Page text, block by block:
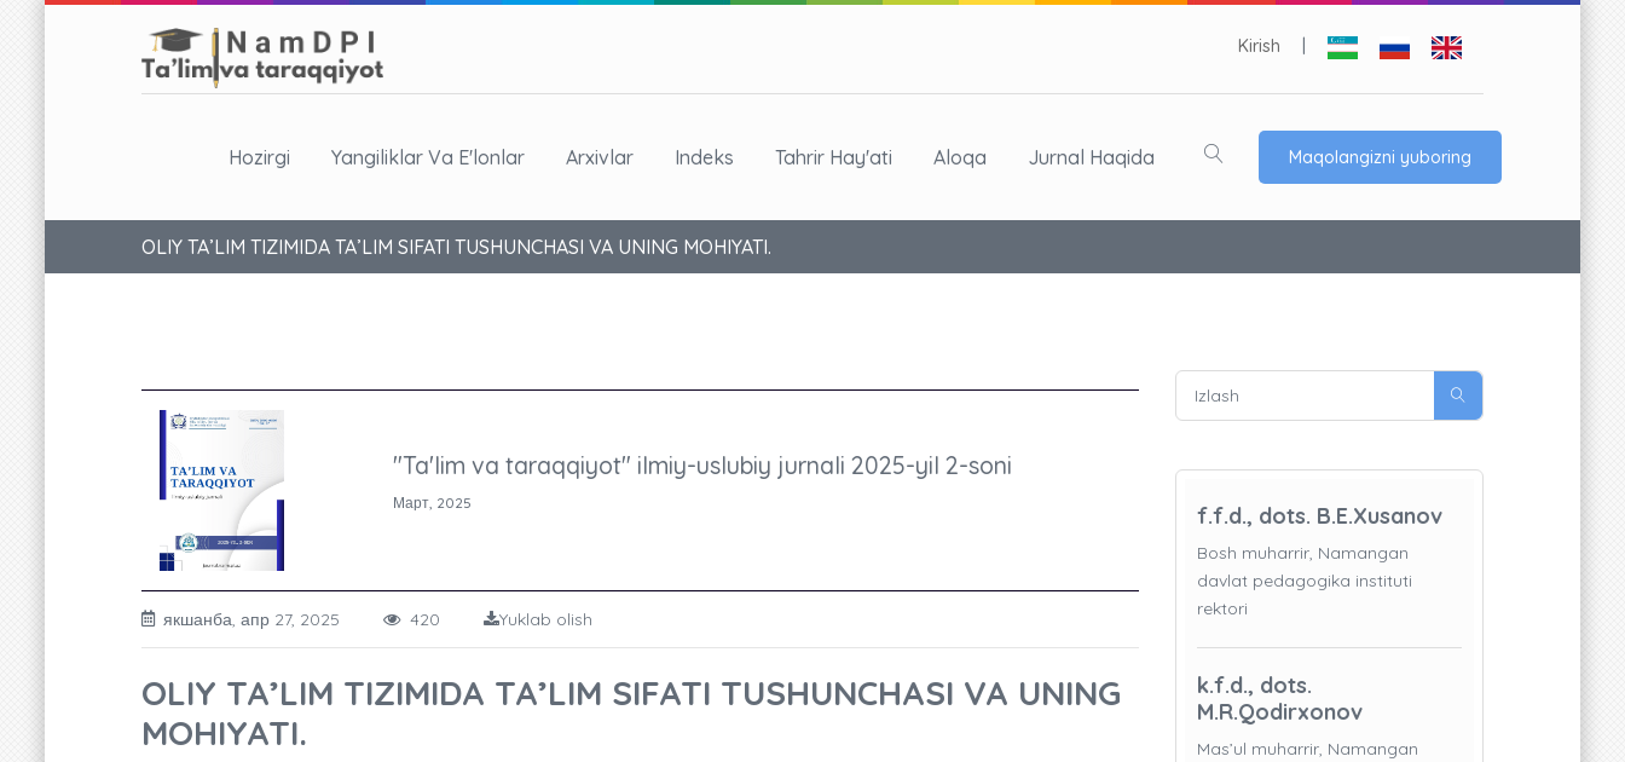
Kirish
Hozirgi Yangiliklar Va E'lonlar Arxivlar Indeks Tahrir Hay'ati Aloqa Jurnal Haqida Maqolangizni yuboring
OLIY TA’LIM TIZIMIDA TA’LIM SIFATI TUSHUNCHASI VA UNING MOHIYATI.
"Ta'lim va taraqqiyot" ilmiy-uslubiy jurnali 2025-yil 2-soni
Март, 2025
якшанба, апр 27, 2025 420 Yuklab olish
OLIY TA’LIM TIZIMIDA TA’LIM SIFATI TUSHUNCHASI VA UNING
MOHIYATI.
f.f.d., dots. B.E.Xusanov
Bosh muharrir, Namangan
davlat pedagogika instituti
rektori
k.f.d., dots.
M.R.Qodirxonov
Mas’ul muharrir, Namangan